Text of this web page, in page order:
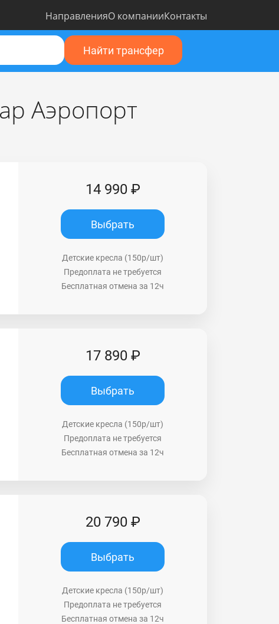
НаправленияО компанииКонтакты
Найти трансфер
Аэропорт
14 990 ₽
Выбрать
Детские кресла (150р/шт)
Предоплата не требуется
Бесплатная отмена за 12ч
17 890 ₽
Выбрать
Детские кресла (150р/шт)
Предоплата не требуется
Бесплатная отмена за 12ч
20 790 ₽
Выбрать
Детские кресла (150р/шт)
Предоплата не требуется
Бесплатная отмена за 12ч